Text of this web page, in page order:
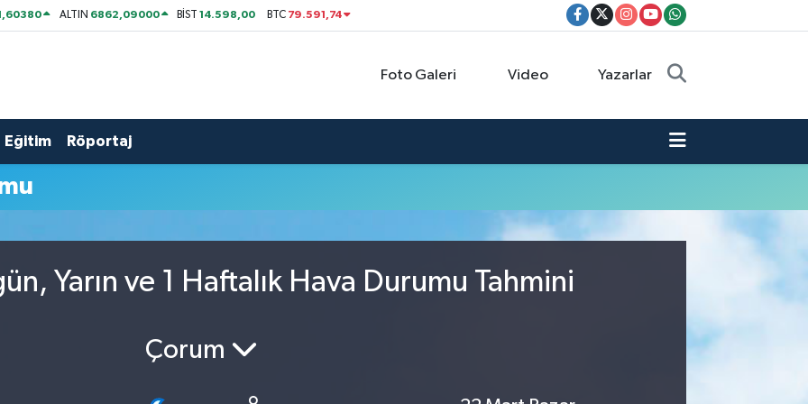
ALTIN 6862,09000 BİST14.598,00 BTC 79.591,74
Foto Galeri Video Yazarlar
Eğitim Röportaj
Yarın ve 1 Haftalık Hava Durumu Tahmini
Çorum